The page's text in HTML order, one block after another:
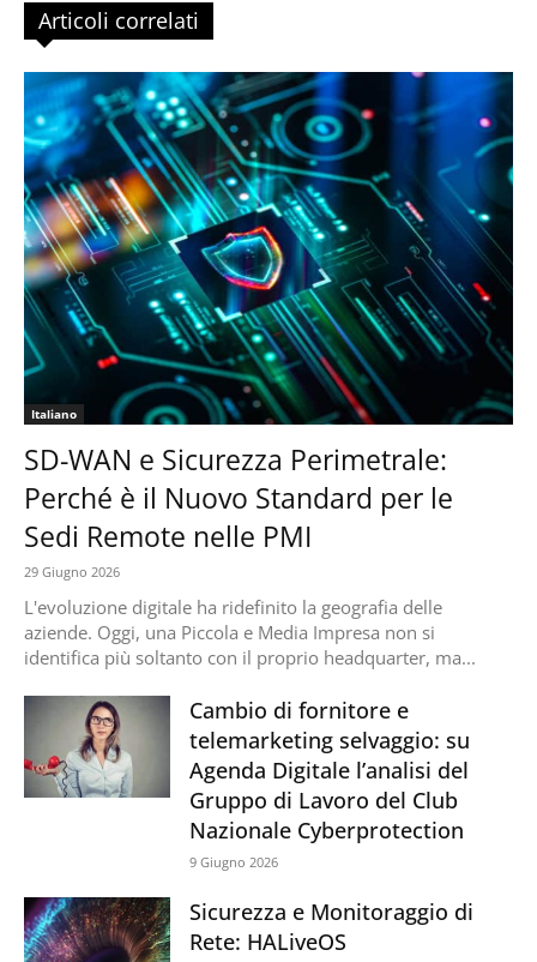
Articoli correlati
Italiano
SD-WAN e Sicurezza Perimetrale:
Perché è il Nuovo Standard per le
Sedi Remote nelle PMI
29 Giugno 2026
L'evoluzione digitale ha ridefinito la geografia delle
aziende. Oggi, una Piccola e Media Impresa non si
identifica più soltanto con il proprio headquarter, ma...
Cambio di fornitore e
telemarketing selvaggio: su
Agenda Digitale l’analisi del
Gruppo di Lavoro del Club
Nazionale Cyberprotection
9 Giugno 2026
Sicurezza e Monitoraggio di
Rete: HALiveOS